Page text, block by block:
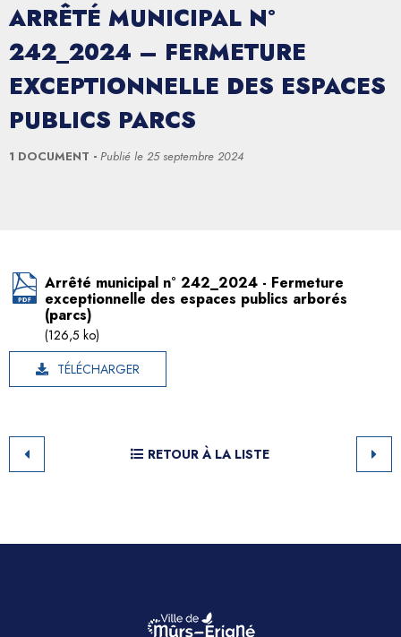
ARRÊTÉ MUNICIPAL N°
242_2024 – FERMETURE
EXCEPTIONNELLE DES ESPACES
PUBLICS PARCS
1 DOCUMENT Publié le 25 septembre 2024
Arrêté municipal n° 242_2024 - Fermeture
exceptionnelle des espaces publics arborés
(parcs)
(126,5 ko)
TÉLÉCHARGER
RETOUR À LA LISTE